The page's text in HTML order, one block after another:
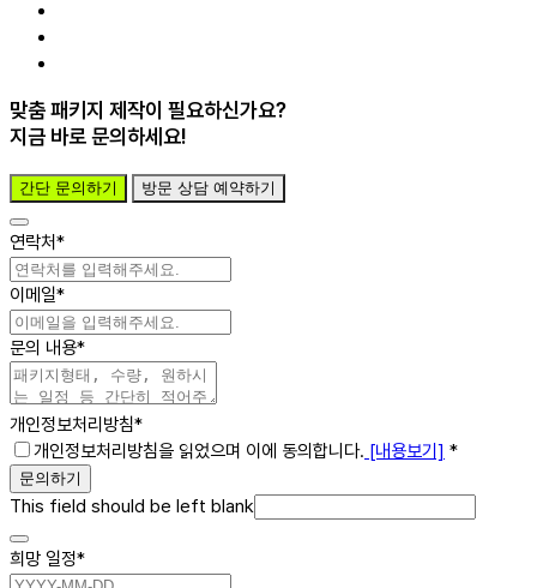
맞춤 패키지 제작이 필요하신가요?
지금 바로 문의하세요!
간단 문의하기 방문 상담 예약하기
연락처*
이메일*
문의 내용*
개인정보처리방침*
개인정보처리방침을 읽었으며 이에 동의합니다. [내용보기] *
문의하기
This field should be left blank
희망 일정*